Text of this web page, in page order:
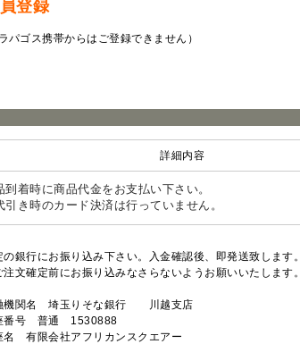
登録
ゴス携帯からはご登録できません）
細内容
到着時に商品代金をお支払い下さい。
引き時のカード決済は行っていません。
の銀行にお振り込み下さい。入金確認後、即発送致します。
文確定前にお振り込みなさらないようお願いいたします。
機関名 埼玉りそな銀行 川越支店
番号 普通 1530888
名 有限会社アフリカンスクエアー